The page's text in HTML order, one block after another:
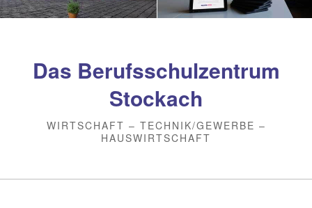
Das Berufsschulzentrum
Stockach
WIRTSCHAFT – TECHNIK/GEWERBE –
HAUSWIRTSCHAFT